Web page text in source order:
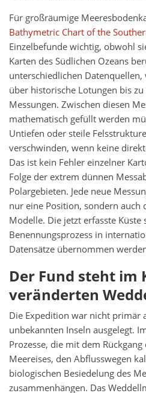
Für großräumige
Bathymetric Chart of the
Einzelbefunde wichtig, obwohl
Karten des Südlichen Ozeans
unterschiedlichen
über historische Lotungen bis
Messungen. Zwischen diesen
mathematisch gefüllt werden
Untiefen oder steile
verschwinden, wenn keine
Das ist kein Fehler einzelner
Folge der extrem dünnen
Polargebieten. Jede neue
nur eine Position, sondern auch
Modelle. Die jetzt erfasste
Benennungsprozess in
Datensätze übernommen
Der Fund steht im
veränderten
Die Expedition war nicht primär
unbekannten Inseln ausgelegt.
Prozesse, die mit dem
Meereises, den Abflusswegen
biologischen Besiedelung des
zusammenhängen. Das